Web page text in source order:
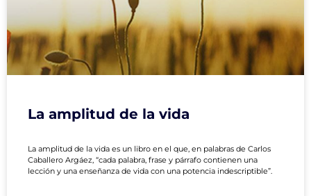
La amplitud de la vida
La amplitud de la vida es un libro en el que, en palabras de Carlos
Caballero Argáez, “cada palabra, frase y párrafo contienen una
lección y una enseñanza de vida con una potencia indescriptible”.